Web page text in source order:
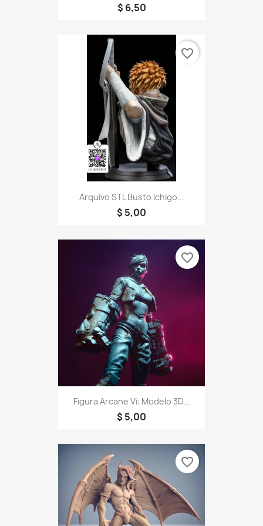
$ 6,50
Arquivo STL Busto Ichigo...
$ 5,00
favorite_border
Figura Arcane Vi: Modelo 3D...
$ 5,00
favorite_border
favorite_border